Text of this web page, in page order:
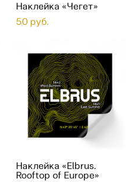
Наклейка «Чегет»
50 pуб.
Наклейка «Elbrus.
Rooftop of Europe»